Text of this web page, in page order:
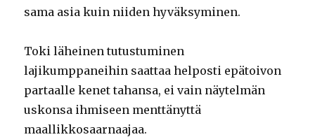
sama asia kuin niiden hyväksyminen.
Toki läheinen tutustuminen
lajikumppaneihin saattaa helposti epätoivon
partaalle kenet tahansa, ei vain näytelmän
uskonsa ihmiseen menttänyttä
maallikkosaarnaajaa.